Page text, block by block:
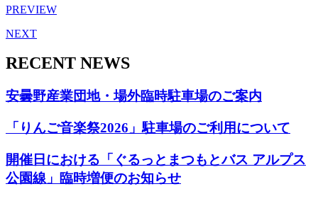
PREVIEW
NEXT
RECENT NEWS
安曇野産業団地・場外臨時駐車場のご案内
「りんご音楽祭2026」駐車場のご利用について
開催日における「ぐるっとまつもとバス アルプス
公園線」臨時増便のお知らせ